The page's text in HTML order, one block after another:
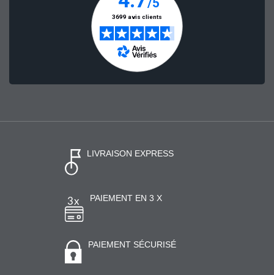
LIVRAISON EXPRESS
PAIEMENT EN 3 X
PAIEMENT SÉCURISÉ